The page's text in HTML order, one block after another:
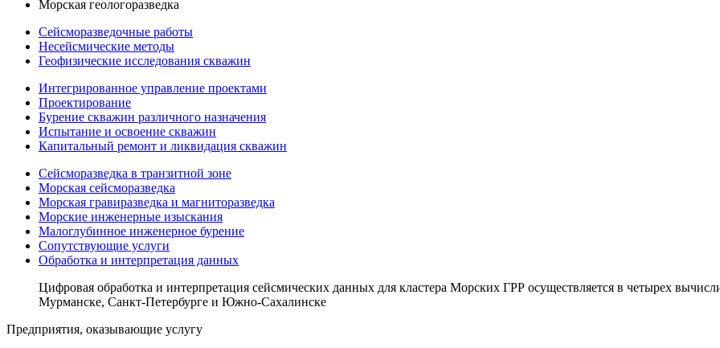
Морская геологоразведка
Сейсморазведочные работы
Несейсмические методы
Геофизические исследования скважин
Интегрированное управление проектами
Проектирование
Бурение скважин различного назначения
Испытание и освоение скважин
Капитальный ремонт и ликвидация скважин
Сейсморазведка в транзитной зоне
Морская сейсморазведка
Морская гравиразведка и магниторазведка
Морские инженерные изыскания
Малоглубинное инженерное бурение
Сопутствующие услуги
Обработка и интерпретация данных
Цифровая обработка и интерпретация сейсмических данных для кластера Морских ГРР осуществляется в четырех
Мурманске, Санкт-Петербурге и Южно-Сахалинске
Предприятия, оказывающие услугу